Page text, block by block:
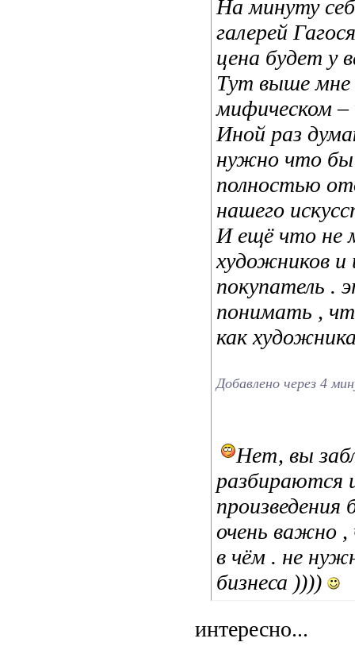
На минуту
галерей
цена будет у
Тут выше мне
мифическом
Иной раз
нужно что бы
полностью
нашего
И ещё что не
художников и
покупатель .
понимать ,
как
Добавлено через 4
Нет, вы
разбираются
очень важно
в чём . не
бизнеса ))))
интересно...